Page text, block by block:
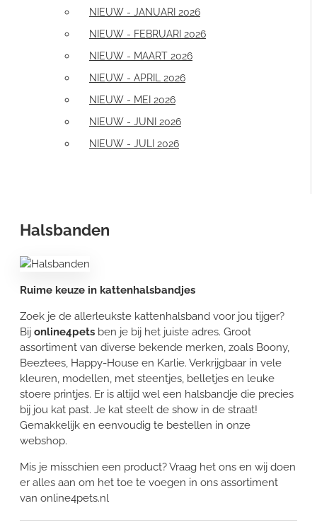
NIEUW - JANUARI 2026
NIEUW - FEBRUARI 2026
NIEUW - MAART 2026
NIEUW - APRIL 2026
NIEUW - MEI 2026
NIEUW - JUNI 2026
NIEUW - JULI 2026
Halsbanden
Ruime keuze in kattenhalsbandjes
Zoek je de allerleukste kattenhalsband voor jou tijger?
Bij online4pets ben je bij het juiste adres. Groot
assortiment van diverse bekende merken, zoals Boony,
Beeztees, Happy-House en Karlie. Verkrijgbaar in vele
kleuren, modellen, met steentjes, belletjes en leuke
stoere printjes. Er is altijd wel een halsbandje die precies
bij jou kat past. Je kat steelt de show in de straat!
Gemakkelijk en eenvoudig te bestellen in onze
webshop.
Mis je misschien een product? Vraag het ons en wij doen
er alles aan om het toe te voegen in ons assortiment
van online4pets.nl